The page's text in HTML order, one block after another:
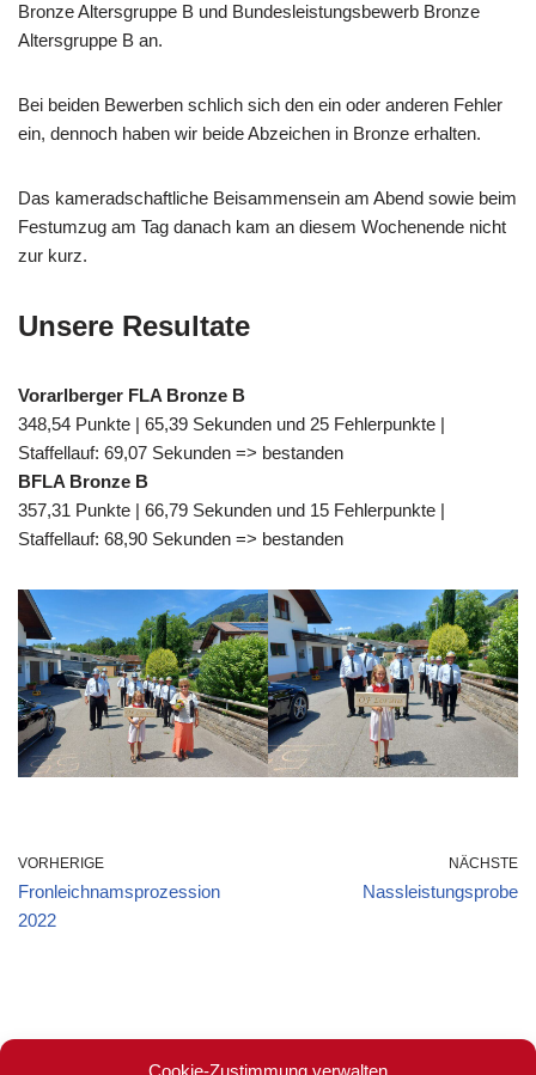
Cookie-Zustimmung verwalten
Bronze Altersgruppe B und Bundesleistungsbewerb Bronze
Altersgruppe B an.
Bei beiden Bewerben schlich sich den ein oder anderen Fehler
ein, dennoch haben wir beide Abzeichen in Bronze erhalten.
Das kameradschaftliche Beisammensein am Abend sowie beim
Festumzug am Tag danach kam an diesem Wochenende nicht
zur kurz.
Unsere Resultate
Vorarlberger FLA Bronze B
348,54 Punkte | 65,39 Sekunden und 25 Fehlerpunkte |
Staffellauf: 69,07 Sekunden => bestanden
BFLA Bronze B
357,31 Punkte | 66,79 Sekunden und 15 Fehlerpunkte |
Staffellauf: 68,90 Sekunden => bestanden
VORHERIGE
Fronleichnamsprozession
2022
NÄCHSTE
Nassleistungsprobe